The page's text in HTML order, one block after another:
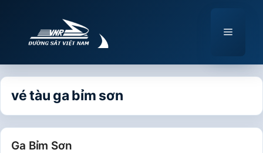
Menu
vé tàu ga bỉm sơn
Ga Bỉm Sơn